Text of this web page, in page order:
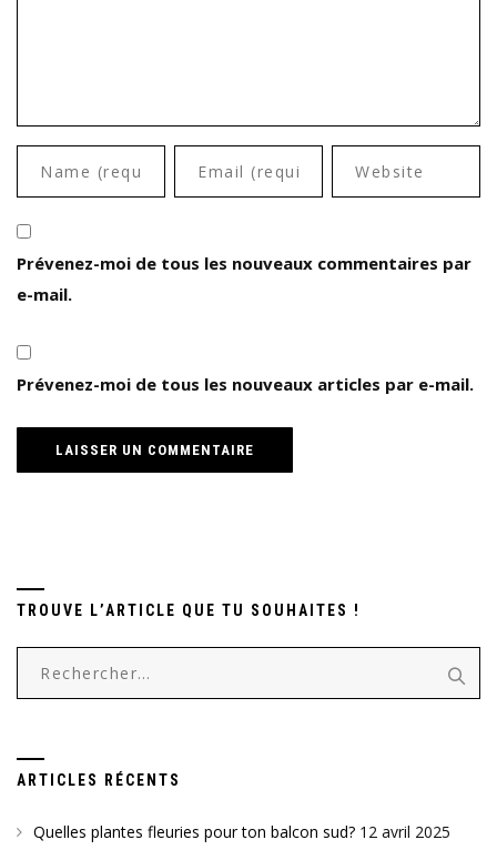
Prévenez-moi de tous les nouveaux commentaires par
e-mail.
Prévenez-moi de tous les nouveaux articles par e-mail.
TROUVE L’ARTICLE QUE TU SOUHAITES !
Rechercher :
ARTICLES RÉCENTS
Quelles plantes fleuries pour ton balcon sud? 12 avril 2025